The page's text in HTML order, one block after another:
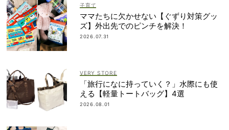
子育て
ママたちに欠かせない【ぐずり対策グッ
ズ】外出先でのピンチを解決！
2026.07.31
VERY STORE
「旅行になに持っていく？」水際にも使
える【軽量トートバッグ】4選
2026.08.01